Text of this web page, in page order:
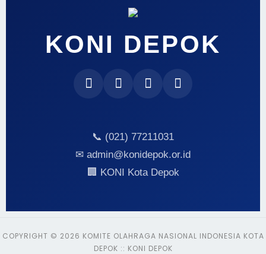
KONI DEPOK
📞 (021) 77211031
✉ admin@konidepok.or.id
🏢 KONI Kota Depok
COPYRIGHT © 2026 KOMITE OLAHRAGA NASIONAL INDONESIA KOTA
DEPOK :: KONI DEPOK